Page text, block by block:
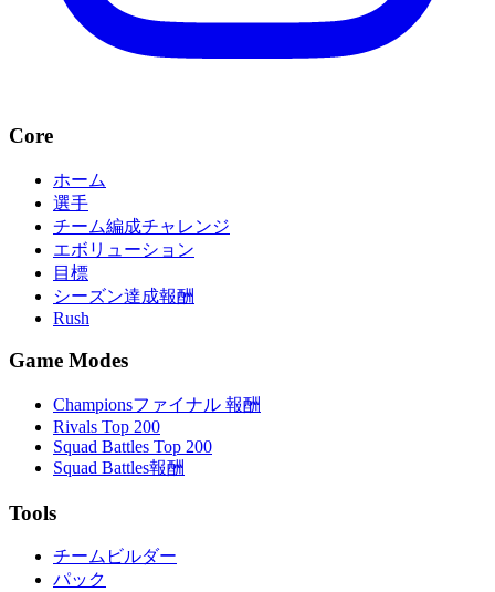
Core
ホーム
選手
チーム編成チャレンジ
エボリューション
目標
シーズン達成報酬
Rush
Game Modes
Championsファイナル 報酬
Rivals Top 200
Squad Battles Top 200
Squad Battles報酬
Tools
チームビルダー
パック